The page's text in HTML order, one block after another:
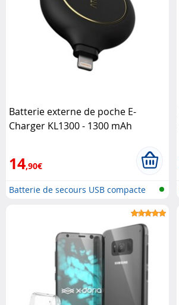
Batterie externe de poche E-
Charger KL1300 - 1300 mAh
14,90€
Batterie de secours USB compacte